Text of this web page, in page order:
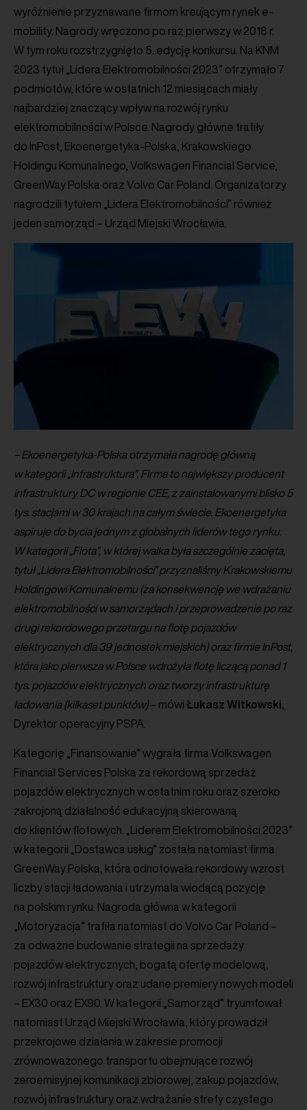
wyróżnienie przyznawane firmom kreującym rynek e-
mobility. Nagrody wręczono po raz pierwszy w 2018 r.
W tym roku rozstrzygnięto 5. edycję konkursu. Na KNM
2023 tytuł „Lidera Elektromobilności 2023” otrzymało 7
podmiotów, które w ostatnich 12 miesiącach miały
najbardziej znaczący wpływ na rozwój rynku
elektromobilności w Polsce. Nagrody główne trafiły
do InPost, Ekoenergetyka-Polska, Krakowskiego
Holdingu Komunalnego, Volkswagen Financial Service,
GreenWay Polska oraz Volvo Car Poland. Organizatorzy
nagrodzili tytułem „Lidera Elektromobilności” również
jeden samorząd – Urząd Miejski Wrocławia.
– Ekoenergetyka-Polska otrzymała nagrodę główną
w kategorii „Infrastruktura”. Firma to największy producent
infrastruktury DC w regionie CEE, z zainstalowanymi blisko 5
tys. stacjami w 30 krajach na całym świecie. Ekoenergetyka
aspiruje do bycia jednym z globalnych liderów tego rynku.
W kategorii „Flota”, w której walka była szczególnie zacięta,
tytuł „Lidera Elektromobilności” przyznaliśmy Krakowskiemu
Holdingowi Komunalnemu (za konsekwencję we wdrażaniu
elektromobilności w samorządach i przeprowadzenie po raz
drugi rekordowego przetargu na flotę pojazdów
elektrycznych dla 39 jednostek miejskich) oraz firmie InPost,
która jako pierwsza w Polsce wdrożyła flotę liczącą ponad 1
tys. pojazdów elektrycznych oraz tworzy infrastrukturę
ładowania (kilkaset punktów)– mówi Łukasz Witkowski
Dyrektor operacyjny PSPA.
Kategorię „Finansowanie” wygrała firma Volkswagen
Financial Services Polska za rekordową sprzedaż
pojazdów elektrycznych w ostatnim roku oraz szeroko
zakrojoną działalność edukacyjną skierowaną
do klientów flotowych. „Liderem Elektromobilności 2023”
w kategorii „Dostawca usług” została natomiast firma
GreenWay Polska, która odnotowała rekordowy wzrost
liczby stacji ładowania i utrzymała wiodącą pozycję
na polskim rynku. Nagroda główna w kategorii
„Motoryzacja” trafiła natomiast do Volvo Car Poland –
za odważne budowanie strategii na sprzedaży
pojazdów elektrycznych, bogatą ofertę modelową,
rozwój infrastruktury oraz udane premiery nowych modeli
– EX30 oraz EX90. W kategorii „Samorząd” tryumfował
natomiast Urząd Miejski Wrocławia, który prowadził
przekrojowe działania w zakresie promocji
zrównoważonego transportu obejmujące rozwój
zeroemisyjnej komunikacji zbiorowej, zakup pojazdów,
rozwój infrastruktury oraz wdrażanie strefy czystego